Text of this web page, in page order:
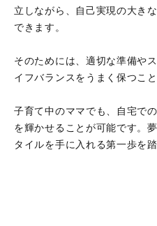
立しながら、自己実現の大き
できます。
そのためには、適切な準備や
イフバランスをうまく保つこ
子育て中のママでも、自宅で
を輝かせることが可能です。
タイルを手に入れる第一歩を